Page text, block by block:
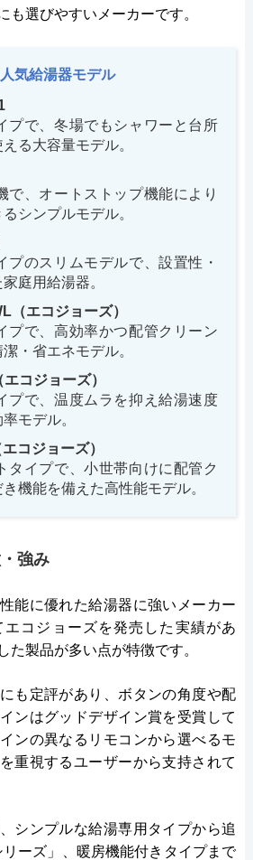
も選びやすいメーカーです。
気給湯器モデル
プで、冬場でもシャワーと台所
る大容量モデル。
で、オートストップ機能により
シンプルモデル。
プのスリムモデルで、設置性・
庭用給湯器。
（エコジョーズ）
プで、高効率かつ配管クリーン
・省エネモデル。
コジョーズ）
プで、温度ムラを抑え給湯速度
モデル。
コジョーズ）
タイプで、小世帯向けに配管ク
機能を備えた高性能モデル。
強み
能に優れた給湯器に強いメーカー
コジョーズを発売した実績があ
た製品が多い点が特徴です。
も定評があり、ボタンの角度や配
ンはグッドデザイン賞を受賞して
ンの異なるリモコンから選べるモ
重視するユーザーから支持されて
シンプルな給湯専用タイプから追
ーズ」、暖房機能付きタイプまで